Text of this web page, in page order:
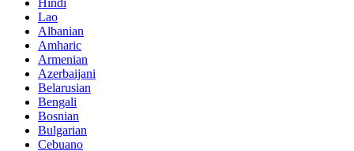
Hindi
Lao
Albanian
Amharic
Armenian
Azerbaijani
Belarusian
Bengali
Bosnian
Bulgarian
Cebuano